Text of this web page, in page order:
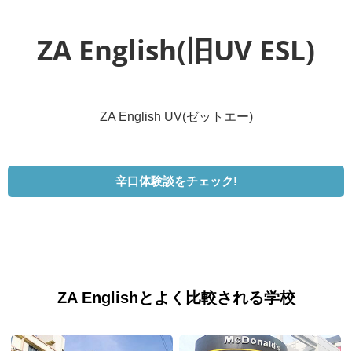
ZA English(旧UV ESL)
ZA English UV(ゼットエー)
辛口体験談をチェック!
ZA Englishとよく比較される学校